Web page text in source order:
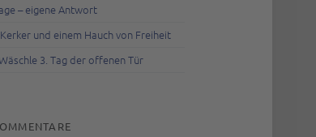
– eigene Antwort
und einem Hauch von Freiheit
3. Tag der offenen Tür